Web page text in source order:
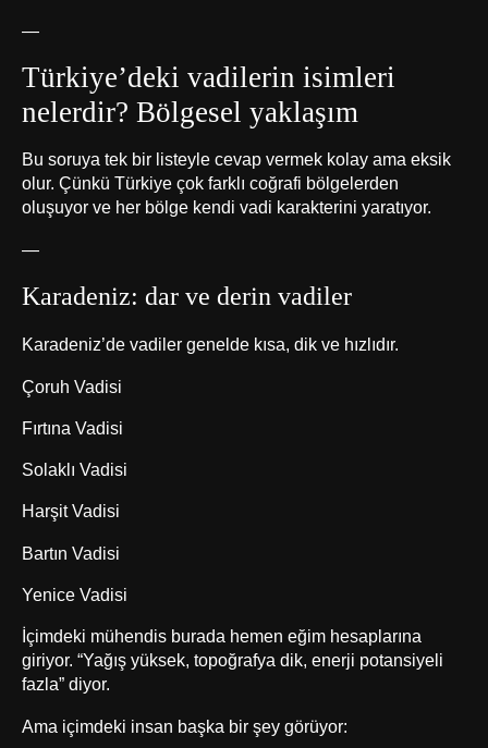
—
Türkiye’deki vadilerin isimleri
nelerdir? Bölgesel yaklaşım
Bu soruya tek bir listeyle cevap vermek kolay ama eksik
olur. Çünkü Türkiye çok farklı coğrafi bölgelerden
oluşuyor ve her bölge kendi vadi karakterini yaratıyor.
—
Karadeniz: dar ve derin vadiler
Karadeniz’de vadiler genelde kısa, dik ve hızlıdır.
Çoruh Vadisi
Fırtına Vadisi
Solaklı Vadisi
Harşit Vadisi
Bartın Vadisi
Yenice Vadisi
İçimdeki mühendis burada hemen eğim hesaplarına
giriyor. “Yağış yüksek, topoğrafya dik, enerji potansiyeli
fazla” diyor.
Ama içimdeki insan başka bir şey görüyor: